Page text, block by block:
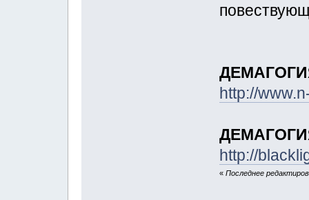
http://
http://
« Последнее